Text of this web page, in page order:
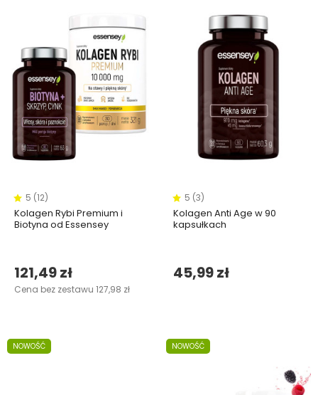
5 (12)
Kolagen Rybi Premium i
Biotyna od Essensey
121,49 zł
Cena bez zestawu 127,98 zł
5 (3)
Kolagen Anti Age w 90
kapsułkach
45,99 zł
NOWOŚĆ NOWOŚĆ